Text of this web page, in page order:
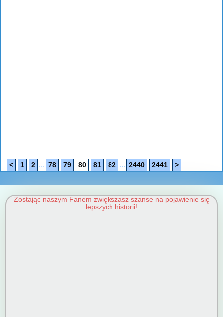
< 1 2 ... 78 79 80 81 82 ... 2440 2441 >
Zostając naszym Fanem zwiększasz szanse na pojawienie się
lepszych historii!